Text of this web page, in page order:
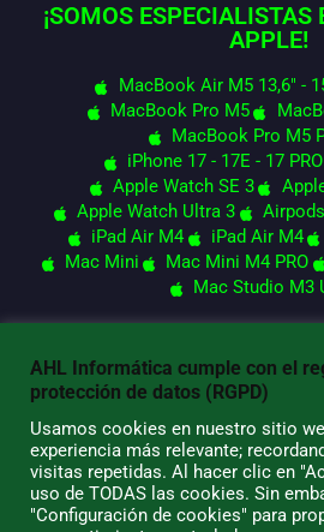
¡SOMOS ESPECIALISTAS
APPLE!
MacBook Air M5 13,6" -
MacBook Pro M5
MacBook Pro M5
iPhone 17 - 17E - 17
Apple Watch SE 3
Apple Watch Ultra 3
iPad Air M4
iPad Air M4
Mac Mini
Mac Mini M4 PRO
Mac Studio M3
© 2026 AHL
AHL Informática cumple con el
protección de datos (RGPD)
Usamos cookies en nuestro sitio
experiencia más relevante;
visitas repetidas. Al hacer clic en
uso de TODAS las cookies. Sin
"Configuración de cookies" para